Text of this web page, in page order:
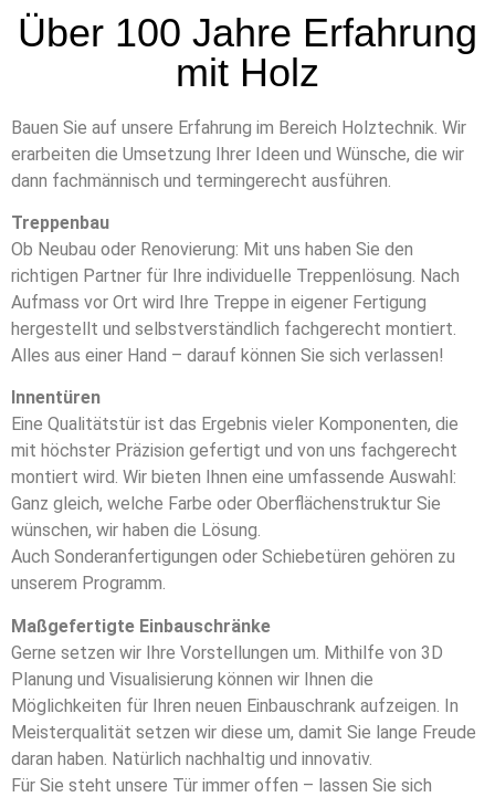
Über 100 Jahre Erfahrung
mit Holz
Bauen Sie auf unsere Erfahrung im Bereich Holztechnik. Wir
erarbeiten die Umsetzung Ihrer Ideen und Wünsche, die wir
dann fachmännisch und termingerecht ausführen.
Treppenbau
Ob Neubau oder Renovierung: Mit uns haben Sie den
richtigen Partner für Ihre individuelle Treppenlösung. Nach
Aufmass vor Ort wird Ihre Treppe in eigener Fertigung
hergestellt und selbstverständlich fachgerecht montiert.
Alles aus einer Hand – darauf können Sie sich verlassen!
Innentüren
Eine Qualitätstür ist das Ergebnis vieler Komponenten, die
mit höchster Präzision gefertigt und von uns fachgerecht
montiert wird. Wir bieten Ihnen eine umfassende Auswahl:
Ganz gleich, welche Farbe oder Oberflächenstruktur Sie
wünschen, wir haben die Lösung.
Auch Sonderanfertigungen oder Schiebetüren gehören zu
unserem Programm.
Maßgefertigte Einbauschränke
Gerne setzen wir Ihre Vorstellungen um. Mithilfe von 3D
Planung und Visualisierung können wir Ihnen die
Möglichkeiten für Ihren neuen Einbauschrank aufzeigen. In
Meisterqualität setzen wir diese um, damit Sie lange Freude
daran haben. Natürlich nachhaltig und innovativ.
Für Sie steht unsere Tür immer offen – lassen Sie sich